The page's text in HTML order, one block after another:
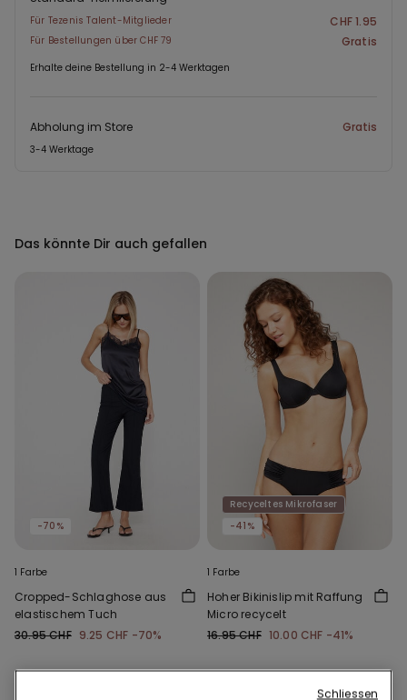
Für Tezenis Talent-Mitglieder CHF 1.95
Für Bestellungen über CHF 79 Gratis
Erhalte deine Bestellung in 2-4 Werktagen
Abholung im Store Gratis
3-4 Werktage
Das könnte Dir auch gefallen
-70%
1 Farbe
Cropped-Schlaghose aus
elastischem Tuch
30.95 CHF 9.25 CHF -70%
Recyceltes Mikrofaser
-41%
1 Farbe
Hoher Bikinislip mit Raffung
Micro recycelt
16.95 CHF 10.00 CHF -41%
Schliessen